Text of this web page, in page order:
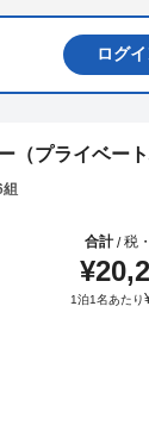
ログ
（プライベー
組
合計/税
¥
1泊1名あたり